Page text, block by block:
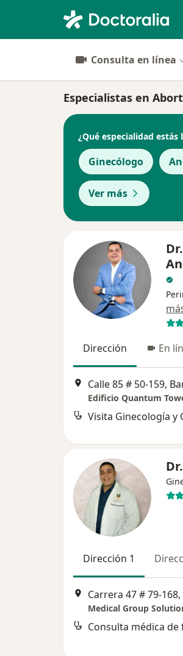
Consulta en línea
Especialistas en
¿Qué especialidad estás
Ginecólogo
Ver más
Dirección En
Calle 85 # 50-159,
Edificio Quantum
Visita Ginecología y
Dirección 1
Carrera 47 # 79-
Medical Group
Consulta médica